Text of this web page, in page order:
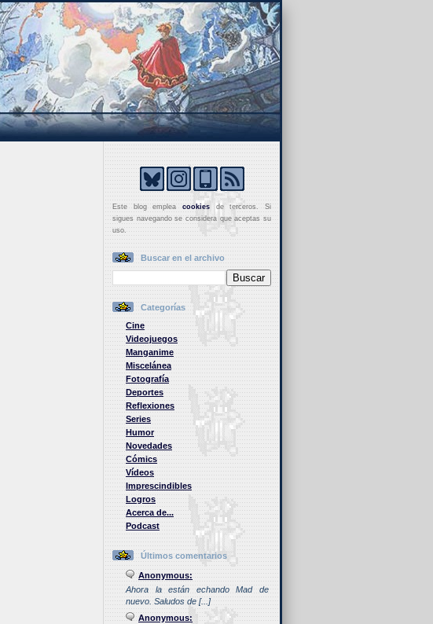
Este blog empleacookies de terceros. Si
sigues navegando se considera que aceptas su
uso.
Buscar en el archivo
Categorías
Cine
Videojuegos
Manganime
Miscelánea
Fotografía
Deportes
Reflexiones
Series
Humor
Novedades
Cómics
Vídeos
Imprescindibles
Logros
Acerca de...
Podcast
Últimos comentarios
Anonymous:
Ahora la están echando Mad de
nuevo. Saludos de [...]
Anonymous: